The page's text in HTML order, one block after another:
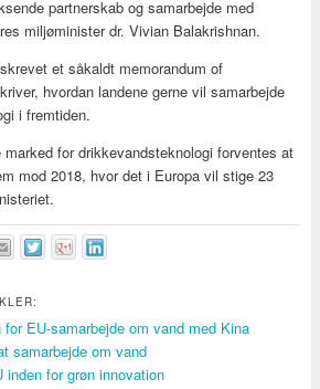
partnerskab og samarbejde med
miljøminister dr. Vivian Balakrishnan.
et såkaldt memorandum of
hvordan landene gerne vil samarbejde
i fremtiden.
for drikkevandsteknologi forventes at
mod 2018, hvor det i Europa vil stige 23
EU-samarbejde om vand med Kina
samarbejde om vand
inden for grøn innovation